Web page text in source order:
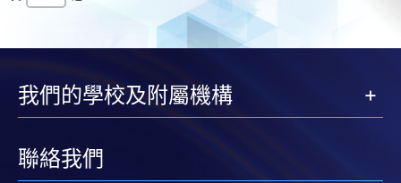
一
我們的學校及附屬機構
聯絡我們